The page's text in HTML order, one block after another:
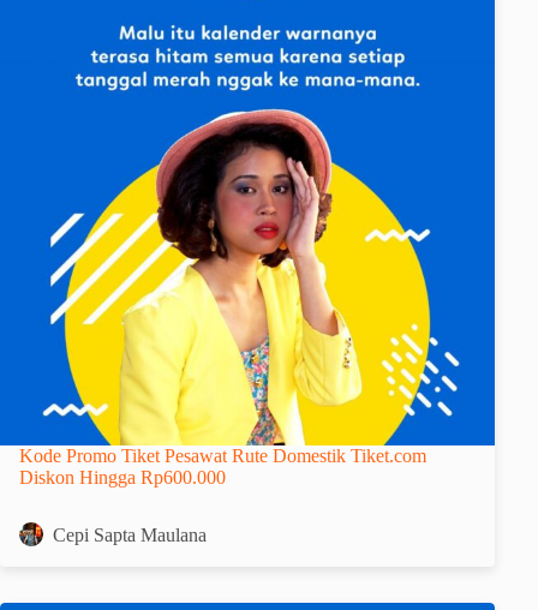
Kode Promo Tiket Pesawat Rute Domestik Tiket.com
Diskon Hingga Rp600.000
Cepi Sapta Maulana